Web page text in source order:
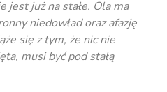
jest już na stałe. Ola ma
niedowład oraz afazję
się z tym, że nic nie
musi być pod stałą